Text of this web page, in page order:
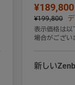
¥189,800
¥199,800
表示価格は以
場合がござい
新しい